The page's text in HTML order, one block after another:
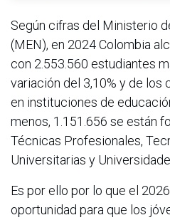
Según cifras del Ministerio
(MEN), en 2024 Colombia
con 2.553.560 estudiantes
variación del 3,10% y de los
en instituciones de
menos, 1.151.656 se están
Técnicas Profesionales,
Universitarias y
Es por ello por lo que el
oportunidad para que los